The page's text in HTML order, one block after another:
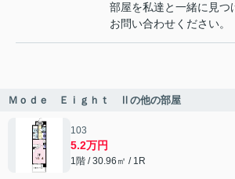
部屋を私達と一緒に見つ
お問い合わせください。
Ｍｏｄｅ Ｅｉｇｈｔ Ⅱの他の部屋
103
5.2万円
1階 / 30.96㎡ / 1R